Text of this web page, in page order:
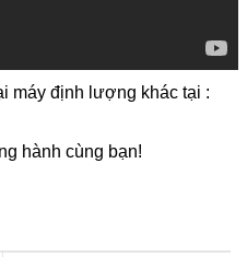
máy định lượng khác tại :
hành cùng bạn!